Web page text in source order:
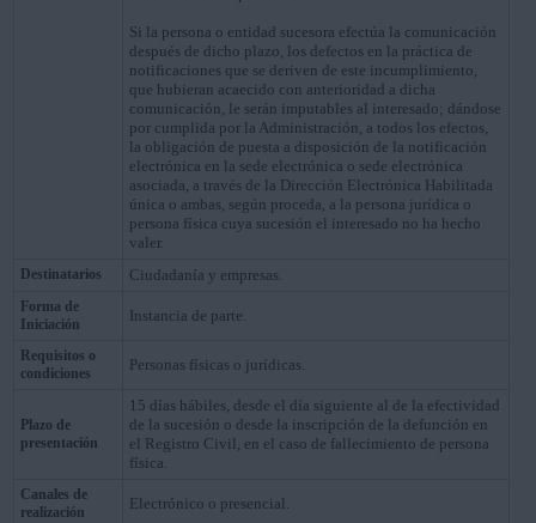
Si la persona o entidad sucesora efectúa la comunicación
después de dicho plazo, los defectos en la práctica de
notificaciones que se deriven de este incumplimiento,
que hubieran acaecido con anterioridad a dicha
comunicación, le serán imputables al interesado; dándose
por cumplida por la Administración, a todos los efectos,
la obligación de puesta a disposición de la notificación
electrónica en la sede electrónica o sede electrónica
asociada, a través de la Dirección Electrónica Habilitada
única o ambas, según proceda, a la persona jurídica o
persona física cuya sucesión el interesado no ha hecho
valer.
Destinatarios Ciudadanía y empresas.
Forma de
Iniciación
Instancia de parte.
Requisitos o
condiciones
Personas físicas o jurídicas.
Plazo de
presentación
15 días hábiles, desde el día siguiente al de la efectividad
de la sucesión o desde la inscripción de la defunción en
el Registro Civil, en el caso de fallecimiento de persona
física.
Canales de
realización
Electrónico o presencial.